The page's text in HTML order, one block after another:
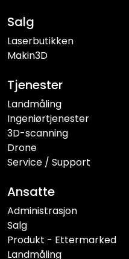
Salg
Laserbutikken
Makin3D
Tjenester
Landmåling
Ingeniørtjenester
3D-scanning
Drone
Service / Support
Ansatte
Administrasjon
Salg
Produkt - Ettermarked
Landmåling